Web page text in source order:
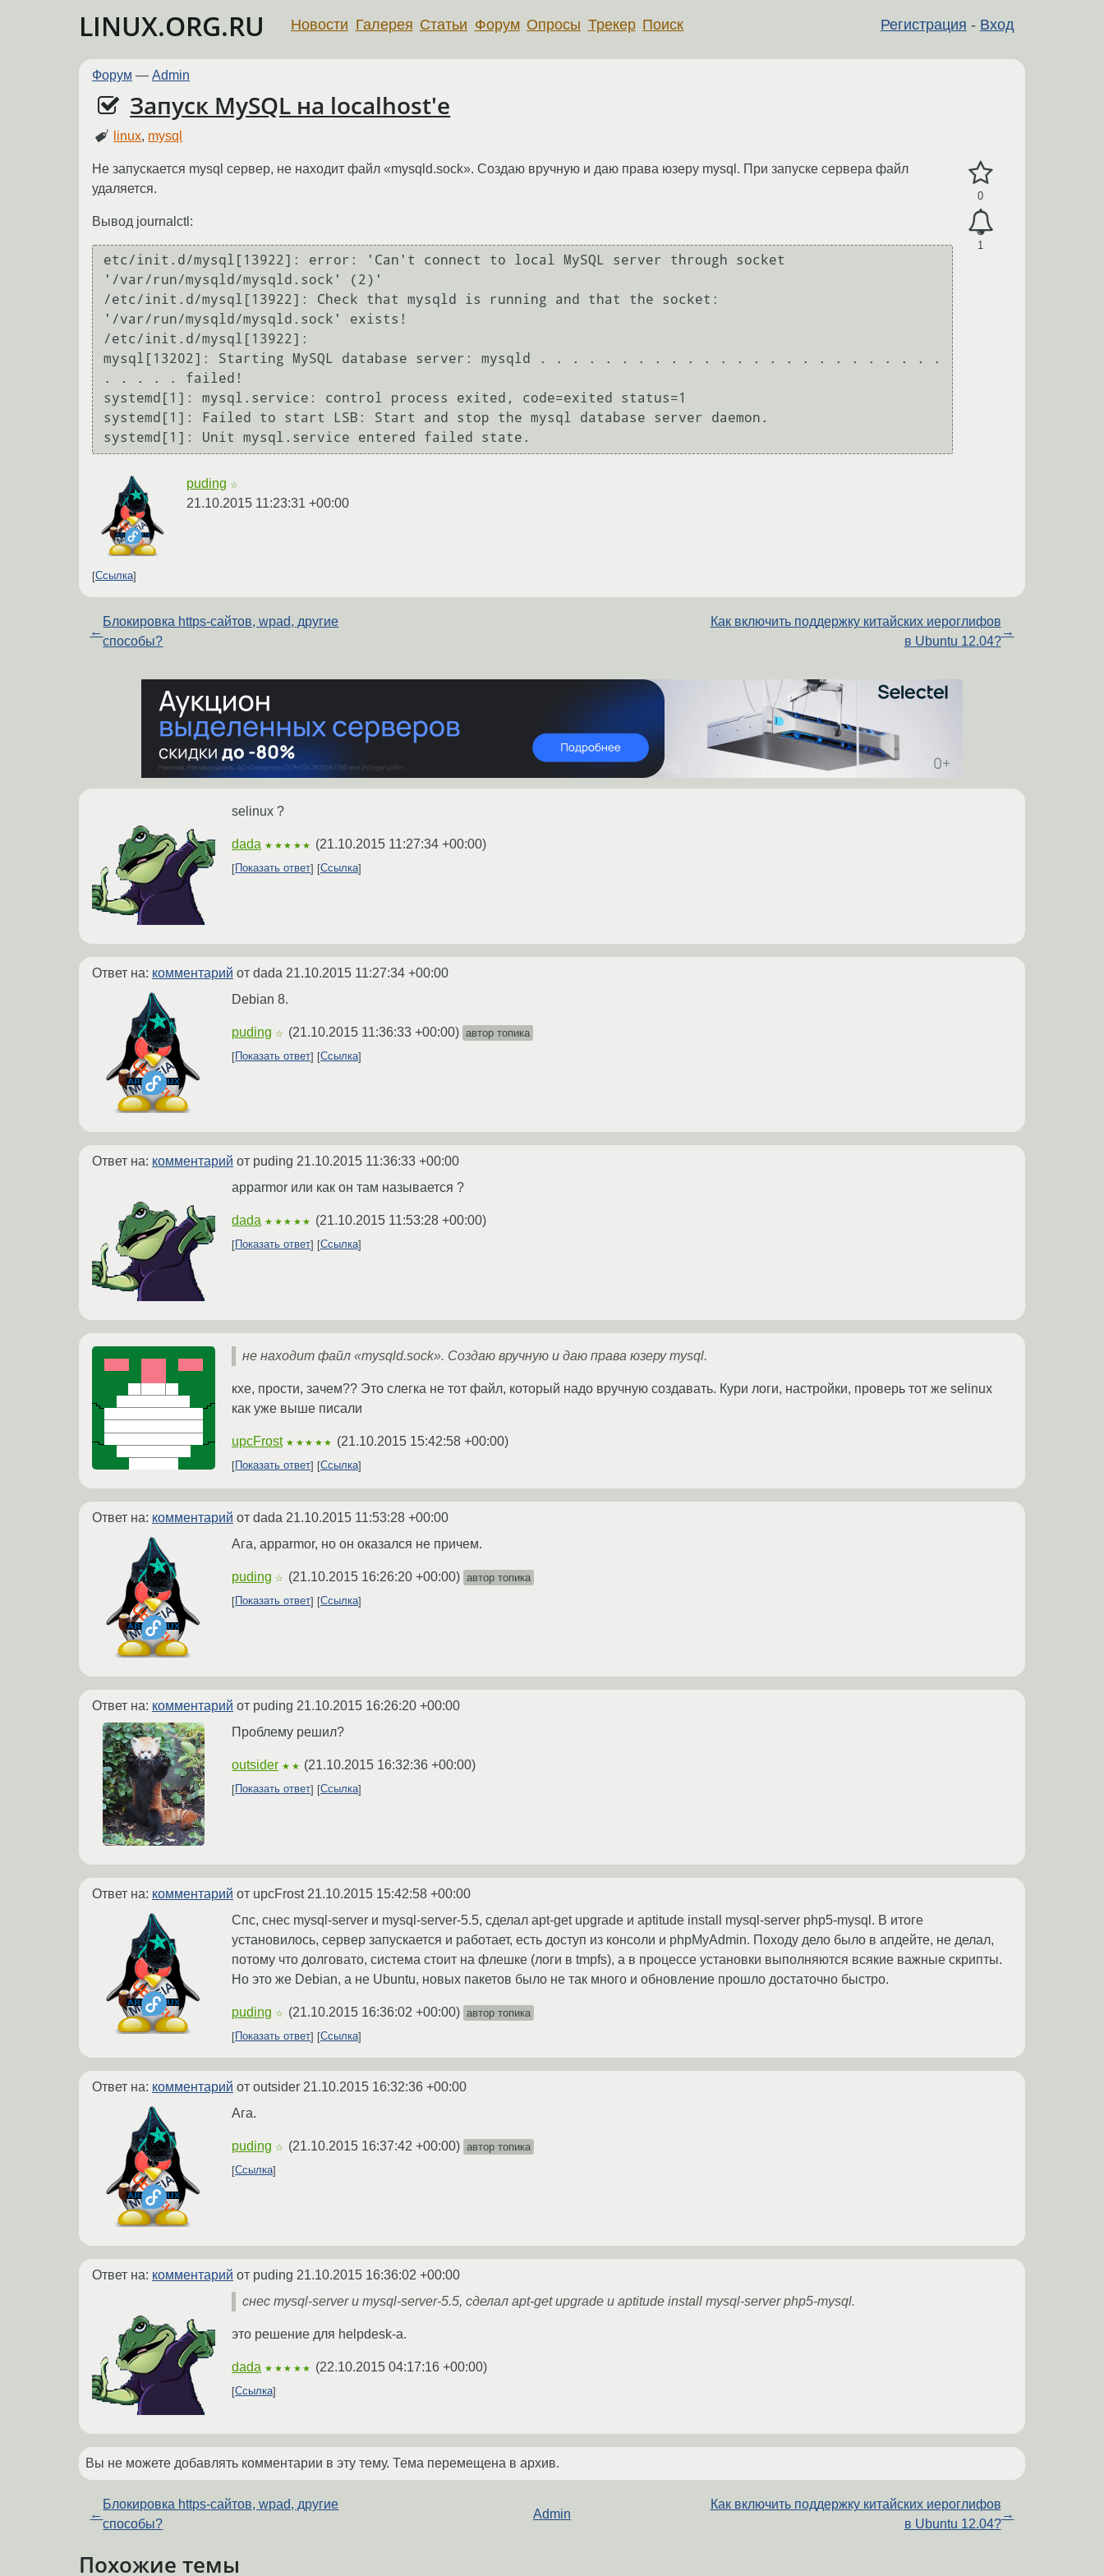
LINUX.ORG.RU Регистрация - Вход
Новости Галерея Статьи Форум Опросы Трекер Поиск
Форум — Admin
Запуск MySQL на localhost'е
linux, mysql
0
1
Не запускается mysql сервер, не находит файл «mysqld.sock». Создаю вручную и даю права юзеру mysql. При запуске сервера файл
удаляется.
Вывод journalctl:
etc/init.d/mysql[13922]: error: 'Can't connect to local MySQL server through socket
'/var/run/mysqld/mysqld.sock' (2)'
/etc/init.d/mysql[13922]: Check that mysqld is running and that the socket:
'/var/run/mysqld/mysqld.sock' exists!
/etc/init.d/mysql[13922]:
mysql[13202]: Starting MySQL database server: mysqld . . . . . . . . . . . . . . . . . . . . . . . . .
. . . . . failed!
systemd[1]: mysql.service: control process exited, code=exited status=1
systemd[1]: Failed to start LSB: Start and stop the mysql database server daemon.
puding ☆
21.10.2015 11:23:31 +00:00
Ссылка
←
Блокировка https-сайтов, wpad, другие
способы?
Как включить поддержку китайских иероглифов
в Ubuntu 12.04?
→
selinux ?
dada ★★★★★ (21.10.2015 11:27:34 +00:00)
Показать ответ Ссылка
Ответ на: комментарий от dada 21.10.2015 11:27:34 +00:00
Debian 8.
puding ☆ (21.10.2015 11:36:33 +00:00) автор топика
Показать ответ
Ссылка
Ответ на: комментарий от puding 21.10.2015 11:36:33 +00:00
apparmor или как он там называется ?
dada ★★★★★ (21.10.2015 11:53:28 +00:00)
Показать ответ Ссылка
не находит файл «mysqld.sock». Создаю вручную и даю права юзеру mysql.
кхе, прости, зачем?? Это слегка не тот файл, который надо вручную создавать. Кури логи, настройки, проверь тот же selinux
как уже выше писали
upcFrost ★★★★★ (21.10.2015 15:42:58 +00:00)
Показать ответ Ссылка
Ответ на: комментарий от dada 21.10.2015 11:53:28 +00:00
Ага, apparmor, но он оказался не причем.
puding ☆ (21.10.2015 16:26:20 +00:00) автор топика
Показать ответ
Ссылка
Ответ на: комментарий от puding 21.10.2015 16:26:20 +00:00
Проблему решил?
outsider ★★ (21.10.2015 16:32:36 +00:00)
Показать ответ Ссылка
Ответ на: комментарий от upcFrost 21.10.2015 15:42:58 +00:00
Спс, снес mysql-server и mysql-server-5.5, сделал apt-get upgrade и aptitude install mysql-server php5-mysql. В итоге
установилось, сервер запускается и работает, есть доступ из консоли и phpMyAdmin. Походу дело было в апдейте, не делал,
потому что долговато, система стоит на флешке (логи в tmpfs), а в процессе установки выполняются всякие важные скрипты.
Но это же Debian, а не Ubuntu, новых пакетов было не так много и обновление прошло достаточно быстро.
puding ☆ (21.10.2015 16:36:02 +00:00) автор топика
Показать ответ
Ссылка
Ответ на: комментарий от outsider 21.10.2015 16:32:36 +00:00
Ага.
puding ☆ (21.10.2015 16:37:42 +00:00) автор топика
Ссылка
Ответ на: комментарий от puding 21.10.2015 16:36:02 +00:00
снес mysql-server и mysql-server-5.5, сделал apt-get upgrade и aptitude install mysql-server php5-mysql.
это решение для helpdesk-a.
dada ★★★★★ (22.10.2015 04:17:16 +00:00)
Ссылка
Вы не можете добавлять комментарии в эту тему. Тема перемещена в архив.
←
Блокировка https-сайтов, wpad, другие
способы?
Admin
Как включить поддержку китайских иероглифов
в Ubuntu 12.04?
→
Похожие темы